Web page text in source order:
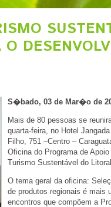
O
S�bado, 03 de Mar�o de
Mais de 80 pessoas se
quarta-feira, no Hotel
Filho, 751 –Centro –
Oficina do Programa de
Turismo Sustentável do
O tema geral da oficina:
de produtos regionais é mais
encontros que compõem a